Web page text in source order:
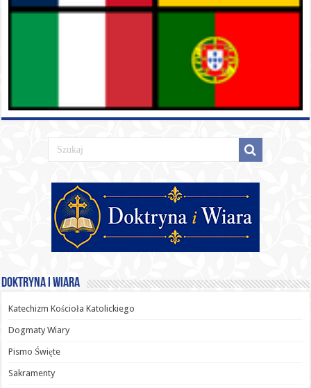
Doktryna i Wiara
Katechizm Kościoła Katolickiego
Dogmaty Wiary
Pismo Święte
Sakramenty